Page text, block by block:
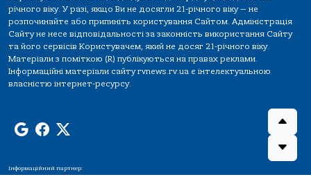
річного віку. У разі, якщо Ви не досягли 21-річного віку — не
розпочинайте або припиніть користування Сайтом. Адміністрація
Сайту не несе відповідальності за законність використання Сайту
та його сервісів Користувачем, який не досяг 21-річного віку.
Матеріали з поміткою (R) публікуються на правах реклами.
Інформаційні матеріали сайту rvnews.rv.ua є інтелектуальною
власністю інтернет-ресурсу.
Інформаційний партнер: